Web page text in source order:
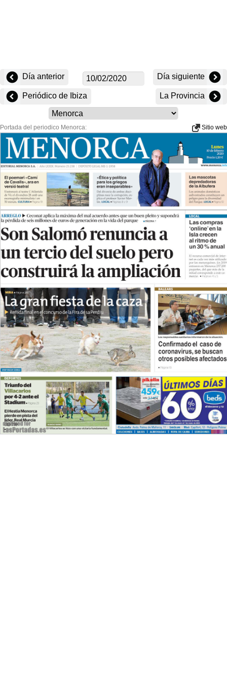
Día anterior Día siguiente
Periódico de Ibiza La Provincia
Portada del periodico Menorca: Sitio web